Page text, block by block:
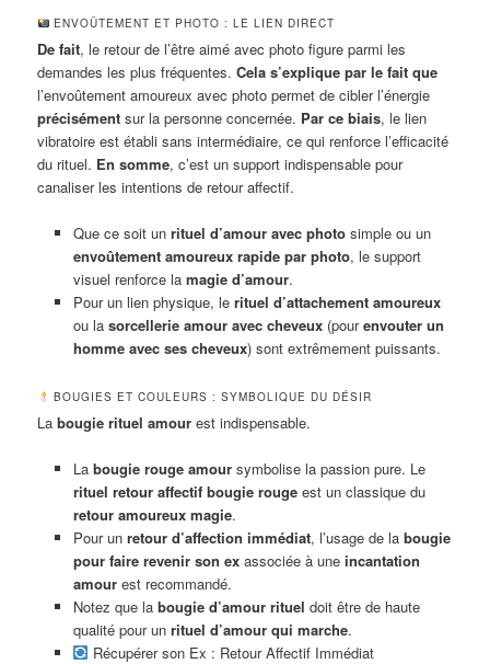
ENVOÛTEMENT ET PHOTO : LE LIEN DIRECT
De fait, le retour de l’être aimé avec photo figure parmi les
demandes les plus fréquentes.Cela s’explique par le fait que
l’envoûtement amoureux avec photo permet de cibler l’énergie
précisément sur la personne concernée. Par ce biais, le lien
vibratoire est établi sans intermédiaire, ce qui renforce l’efficacité
du rituel. En somme, c’est un support indispensable pour
canaliser les intentions de retour affectif.
Que ce soit un rituel d’amour avec photosimple ou un
envoûtement amoureux rapide par photo, le support
visuel renforce la magie d’amour.
Pour un lien physique, le rituel d’attachement amoureux
ou la sorcellerie amour avec cheveux(pourenvouter un
homme avec ses cheveux) sont extrêmement puissants.
BOUGIES ET COULEURS : SYMBOLIQUE DU DÉSIR
Labougie rituel amour est indispensable.
La bougie rouge amoursymbolise la passion pure. Le
rituel retour affectif bougie rougeest un classique du
retour amoureux magie.
Pour un retour d’affection immédiat, l’usage de la bougie
pour faire revenir son exassociée à une incantation
amourest recommandé.
Notez que la bougie d’amour rituel doit être de haute
qualité pour un rituel d’amour qui marche.
Récupérer son Ex : Retour Affectif Immédiat